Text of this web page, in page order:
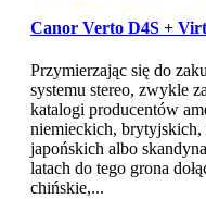
Canor Verto D4S +
Przymierzając się do
systemu stereo, zwykle
katalogi producentów
niemieckich, brytyjskich,
japońskich albo
latach do tego grona
chińskie,...